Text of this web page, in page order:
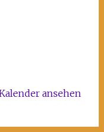
ansehen